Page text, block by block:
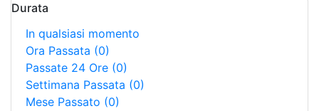
Durata
In qualsiasi momento
Ora Passata (0)
Passate 24 Ore (0)
Settimana Passata (0)
Mese Passato (0)